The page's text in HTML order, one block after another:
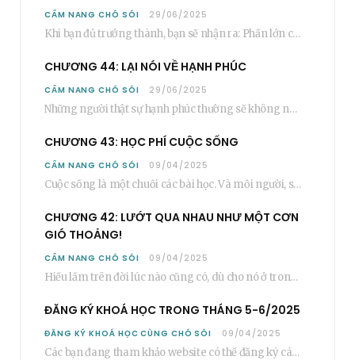
CẨM NANG CHÓ SÓI 29/06/2025
Khi bạn đủ trưởng thành, bạn sẽ nhận ra: Phần lớn các bậc phụ huynh…
CHƯƠNG 44: LẠI NÓI VỀ HẠNH PHÚC
CẨM NANG CHÓ SÓI 29/06/2025
Những người thật sự hạnh phúc thường sẽ không nói cụ thể rằng bạn “phải”…
CHƯƠNG 43: HỌC PHÍ CUỘC SỐNG
CẨM NANG CHÓ SÓI 09/04/2025
Cuộc sống là một chuỗi các bài học. Và mỗi người, sẽ phải học rất…
CHƯƠNG 42: LƯỚT QUA NHAU NHƯ MỘT CƠN
GIÓ THOẢNG!
CẨM NANG CHÓ SÓI 09/04/2025
Hiểu lầm trên đời lúc nào cũng có, dù cho nó ở trong một mối…
ĐĂNG KÝ KHOÁ HỌC TRONG THÁNG 5-6/2025
ĐĂNG KÝ KHOÁ HỌC CÙNG CHÓ SÓI 09/04/2025
Các bạn đang tham khảo website có thể đăng ký các khoá học cơ bản…